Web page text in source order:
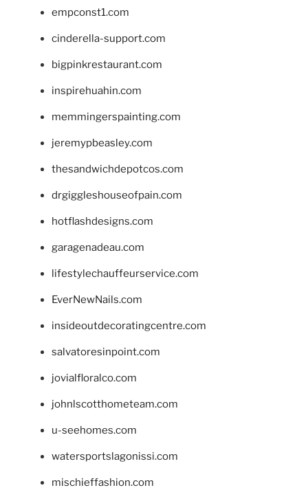
empconst1.com
cinderella-support.com
bigpinkrestaurant.com
inspirehuahin.com
memmingerspainting.com
jeremypbeasley.com
thesandwichdepotcos.com
drgiggleshouseofpain.com
hotflashdesigns.com
garagenadeau.com
lifestylechauffeurservice.com
EverNewNails.com
insideoutdecoratingcentre.com
salvatoresinpoint.com
jovialfloralco.com
johnlscotthometeam.com
u-seehomes.com
watersportslagonissi.com
mischieffashion.com